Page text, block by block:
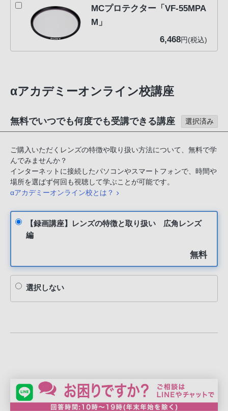
MCプロテクター「VF-55MPA
M」
6,468円(税込)
αアカデミーオンライン校講座
無料でいつでも何度でも受講できる講座 選択済み
ご購入いただくレンズの特徴や取り扱い方法について、無料で学
んでみませんか？
インターネットに接続したパソコンやスマートフォンで、時間や
場所を選ばず何回も視聴して学ぶことが可能です。
αアカデミーオンライン校とは？
【録画講座】レンズの特徴と取り扱い 広角レンズ
編
無料
選択しない